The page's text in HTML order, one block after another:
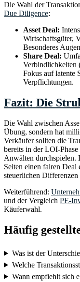
Die Wahl der
Due Diligence:
Asset Deal:
Wirtschaftsgüter,
Besonderes
Share Deal:
Verbindlichkeiten
Fokus auf latente
Verpflichtungen.
Fazit: Die
Die Wahl zwischen
Übung, sondern hat
Verkäufer sollten die
bereits in der LOI-
Anwälten durchspielen.
Seiten einen fairen
steuerlichen Differenzen
Weiterführend:
und der Vergleich PE-
Käuferwahl.
Häufig
Was ist der
Welche
Wann empfiehlt sich